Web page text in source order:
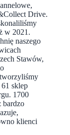
Drive.
w 2021.
naszego
Stawów,
sklep
1700
bardzo
klienci